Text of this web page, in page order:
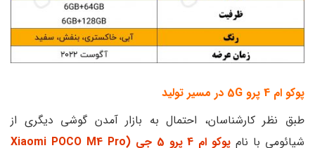
پوکو ام 4 پرو 5G در مسیر تولید
طبق نظر کارشناسان، احتمال به بازار آمدن گوشی دیگری از
شیائومی با نام
پوکو ام 4 پرو 5 جی (Xiaomi POCO M4 Pro